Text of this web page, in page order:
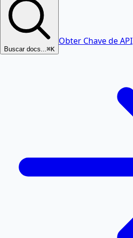
Buscar docs... ⌘K
Obter Chave de API